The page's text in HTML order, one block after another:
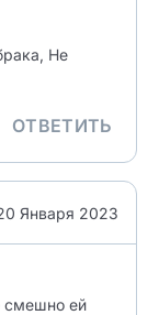
Не
ОТВЕТИТЬ
Января 2023
смешно ей